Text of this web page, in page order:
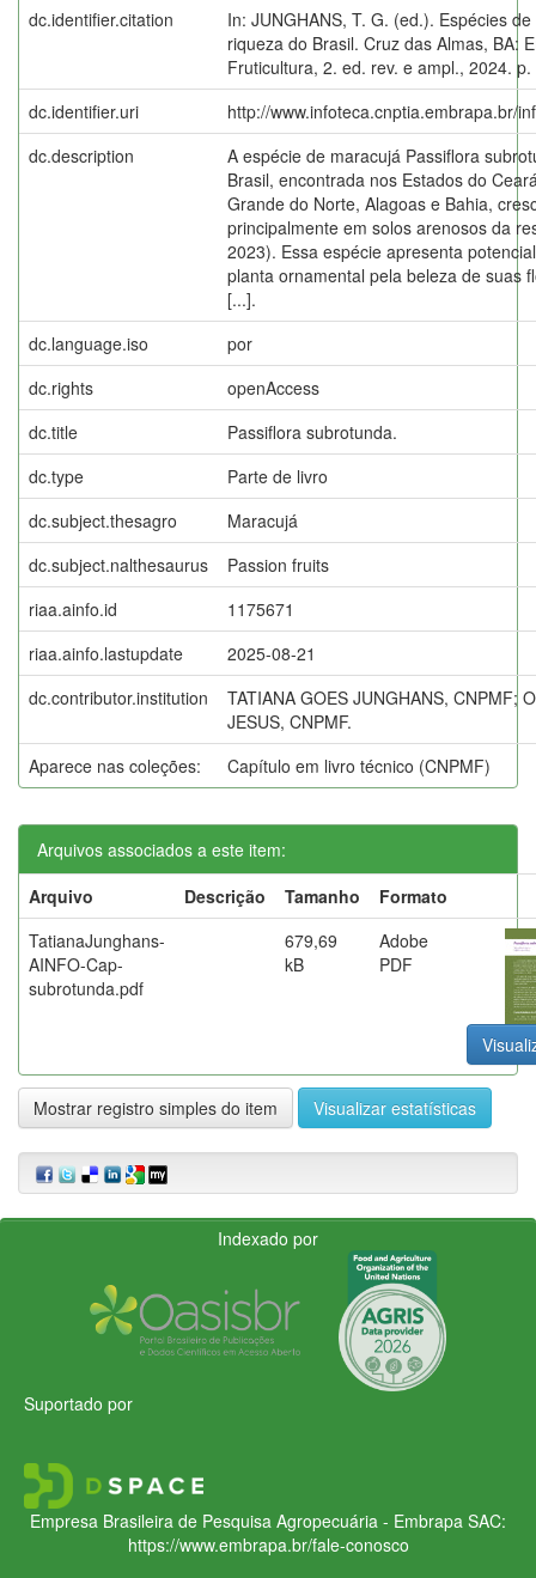
dc.identifier.citation
In: JUNGHANS, T. G. (ed.). Espécies
riqueza do Brasil. Cruz das Almas, BA:
Fruticultura, 2. ed. rev. e ampl., 2024.
dc.identifier.uri
http://www.infoteca.cnptia.embrapa.br/
dc.description
A espécie de maracujá Passiflora
Brasil, encontrada nos Estados do
Grande do Norte, Alagoas e Bahia,
principalmente em solos arenosos da
2023). Essa espécie apresenta
planta ornamental pela beleza de suas
[...].
dc.language.iso
por
dc.rights
openAccess
dc.title
Passiflora subrotunda.
dc.type
Parte de livro
dc.subject.thesagro
Maracujá
dc.subject.nalthesaurus
Passion fruits
riaa.ainfo.id
1175671
riaa.ainfo.lastupdate
2025-08-21
dc.contributor.institution
TATIANA GOES JUNGHANS, CNPMF;
JESUS, CNPMF.
Aparece nas coleções:
Capítulo em livro técnico (CNPMF)
Arquivos associados a este item:
Arquivo
Descrição Tamanho
Formato
TatianaJunghans-
AINFO-Cap-
subrotunda.pdf
679,69
kB
Adobe
PDF
Mostrar registro simples do item Visualizar estatísticas
Indexado por
Suportado por
Empresa Brasileira de Pesquisa Agropecuária - Embrapa SAC:
https://www.embrapa.br/fale-conosco